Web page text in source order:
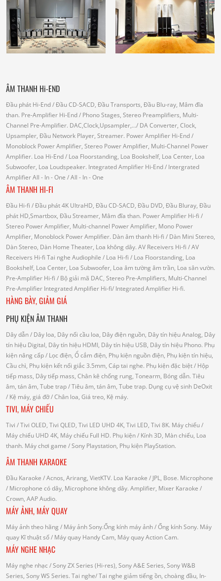
ÂM THANH Hi-END
Đầu phát Hi-End/ Đầu CD-SACD, Đầu Transports, Đầu Blu-ray, Mâm đĩa
than. Pre-Amplifier Hi-End/ Phono Stages, Stereo Preamplifiers, Multi-
Channel Pre-Amplifier. DAC,Clock,Upsampler,.../ DA Converter, Clock,
Upsampler, Đầu Network Player, Streamer. Power Amplifier Hi-End/
Monoblock Power Amplifier, Stereo Power Amplifier, Multi-Channel Power
Amplifier. Loa Hi-End/ Loa Floorstanding, Loa Bookshelf, Loa Center, Loa
Subwoofer, Loa Loudspeaker. Integrated Amplifier Hi-End/ Intergrated
AmplifierAll - In - One / All - In - One
ÂM THANH HI-FI
Đầu Hi-fi / Đầu phát 4K UltraHD, Đầu CD-SACD, Đầu DVD, Đầu Bluray, Đầu
phát HD,Smartbox, Đầu Streamer, Mâm đĩa than. Power Amplifier Hi-fi /
Stereo Power Amplifier, Multi-channel Power Amplifier, Mono Power
Amplifier, Monoblock Power Amplifier. Dàn âm thanh Hi-fi / Dàn Mini Stereo,
Dàn Stereo, Dàn Home Theater, Loa không dây. AV Receivers Hi-fi / AV
Receivers Hi-fi Tai nghe Audiophile / Loa Hi-fi / Loa Floorstanding, Loa
Bookshelf, Loa Center, Loa Subwoofer, Loa âm tường âm trần, Loa sân vườn.
Pre-Amplifier Hi-fi / Bộ giải mã DAC, Stereo Pre-Amplifiers, Multi-Channel
Pre-Amplifier Integrated Amplifier Hi-fi/ Integrated Amplifier Hi-fi.
HÀNG BÀY, GIẢM GIÁ
PHỤ KIỆN ÂM THANH
Dây dẫn/ Dây loa, Dây nối cầu loa, Dây điện nguồn, Dây tín hiệu Analog, Dây
tín hiệu Digital, Dây tín hiệu HDMI, Dây tín hiệu USB, Dây tín hiệu Phono. Phụ
kiện nâng cấp/ Lọc điện, Ổ cắm điện, Phụ kiện nguồn điện, Phụ kiện tín hiệu,
Cầu chì, Phụ kiện kết nối giắc 3.5mm, Cáp tai nghe. Phụ kiện đặc biệt/ Hộp
tiếp mass, Dây tiếp mass, Chân kê chống rung, Tonearm, Bóng dẫn. Tiêu
âm, tán âm, Tube trap/ Tiêu âm, tán âm, Tube trap. Dụng cụ vệ sinh DeOxit
/ Kệ máy, giá đỡ/ Chân loa, Giá treo, Kệ máy.
TIVI, MÁY CHIẾU
Tivi / Tivi OLED, Tivi QLED, Tivi LED UHD 4K, Tivi LED, Tivi 8K. Máy chiếu/
Máy chiếu UHD 4K, Máy chiếu Full HD. Phụ kiện/ Kính 3D, Màn chiếu, Loa
thanh. Máy chơi game / Sony Playstation, Phụ kiện PlayStation.
ÂM THANH KARAOKE
Đầu Karaoke / Acnos, Arirang, VietKTV. Loa Karaoke / JPL, Bose. Microphone
/ Microphone có dây, Microphone không dây. Amplifier, Mixer Karaoke /
Crown, AAP Audio.
MÁY ẢNH, MÁY QUAY
Máy ảnh theo hãng / Máy ảnh Sony.Ống kính máy ảnh / Ống kính Sony. Máy
quay Kĩ thuật số/ Máy quay Handy Cam, Máy quay Action Cam.
MÁY NGHE NHẠC
Máy nghe nhạc / Sony ZX Series (Hi-res), Sony A&E Series, Sony W&B
Series, Sony WS Series. Tai nghe/ Tai nghe giảm tiếng ồn, choàng đầu, In-